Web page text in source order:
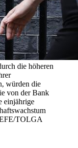
die höheren
würden die
von der Bank
einjährige
TOLGA